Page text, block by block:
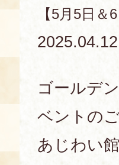
当
京の
アク
料
募集
【5月5日
2025.04.12
ゴールデ
ベントの
あじわい